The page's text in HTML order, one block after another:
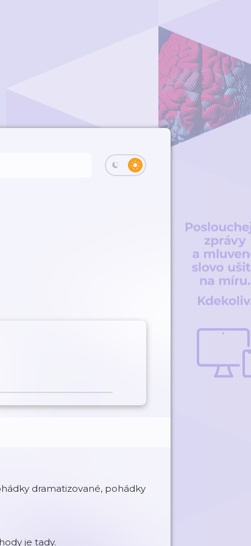
dramatizované, pohádky
je tady.